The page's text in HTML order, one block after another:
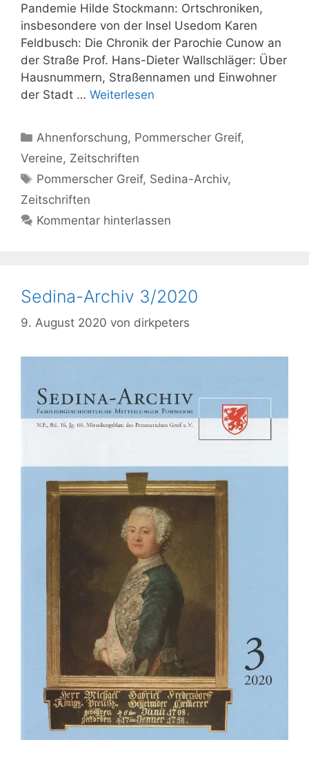
Pandemie Hilde Stockmann: Ortschroniken,
insbesondere von der Insel Usedom Karen
Feldbusch: Die Chronik der Parochie Cunow an
der Straße Prof. Hans-Dieter Wallschläger: Über
Hausnummern, Straßennamen und Einwohner
der Stadt … Weiterlesen
Kategorien
Ahnenforschung, Pommerscher Greif,
Vereine, Zeitschriften
Schlagwörter
Pommerscher Greif, Sedina-Archiv,
Zeitschriften
Kommentar hinterlassen
Sedina-Archiv 3/2020
9. August 2020 von dirkpeters